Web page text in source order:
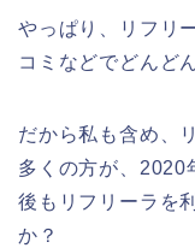
やっぱり、リフリ
コミなどでどんど
だから私も含め、
多くの方が、2020
後もリフリーラを
か？